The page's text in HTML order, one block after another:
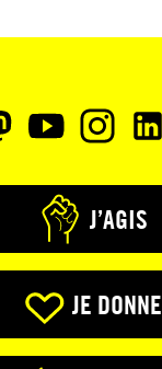
J’AGIS
JE DONNE